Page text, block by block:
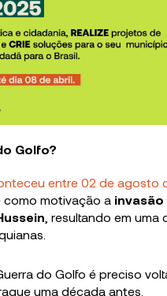
Golfo?
entre 02 de agosto
motivação a
, resultando em
do Golfo é preciso
uma década antes.